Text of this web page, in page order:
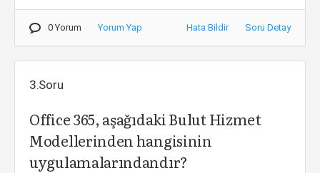
0 Yorum Yorum Yap Hata Bildir Soru Detay
3.Soru
Office 365, aşağıdaki Bulut Hizmet
Modellerinden hangisinin
uygulamalarındandır?